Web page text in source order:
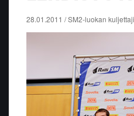
28.01.2011 / SM2-luokan